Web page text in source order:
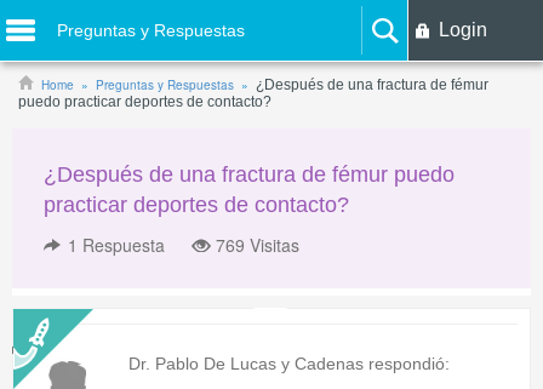
Preguntas y Respuestas Login
Home Preguntas y Respuestas
¿Después de una fractura de fémur
puedo practicar deportes de contacto?
¿Después de una fractura de fémur puedo
practicar deportes de contacto?
1 Respuesta 769 Visitas
Dr. Pablo De Lucas y Cadenas respondió: